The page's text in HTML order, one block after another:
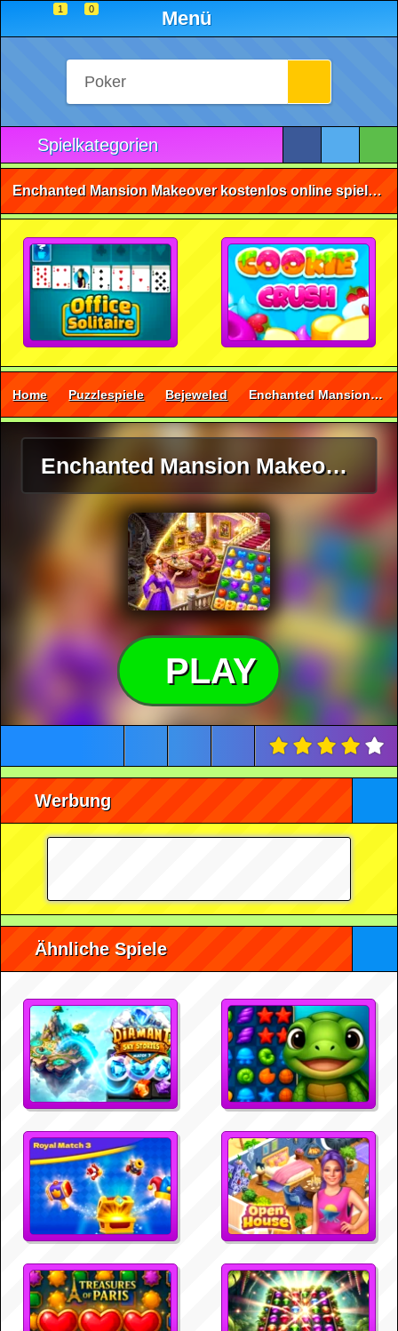
1 0 Menü
Spielkategorien
Enchanted Mansion Makeover kostenlos online spielen • ohne Anmeldung 🕹️
Home Puzzlespiele Bejeweled Enchanted Mansion Makeover
Enchanted Mansion Makeover
PLAY
Werbung
Ähnliche Spiele